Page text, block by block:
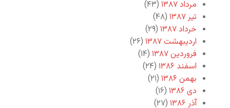
مرداد ۱۳۸۷
(۴۳)
تیر ۱۳۸۷
(۴۸)
خرداد ۱۳۸۷
(۲۹)
اردیبهشت ۱۳۸۷
(۲۶)
فروردین ۱۳۸۷
(۱۴)
اسفند ۱۳۸۶
(۲۴)
بهمن ۱۳۸۶
(۲۱)
دی ۱۳۸۶
(۱۶)
آذر ۱۳۸۶
(۲۷)